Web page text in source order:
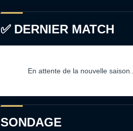
✅ DERNIER MATCH
En attente de la nouvelle saison...
SONDAGE